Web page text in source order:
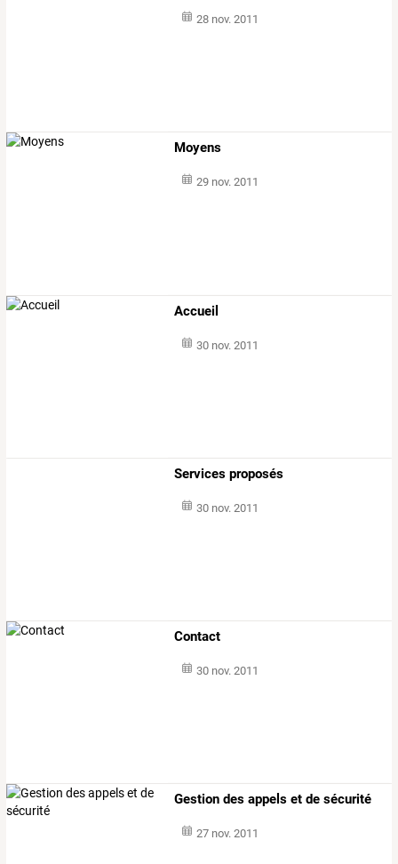
28 nov. 2011
Moyens
29 nov. 2011
Accueil
30 nov. 2011
Services proposés
30 nov. 2011
Contact
30 nov. 2011
Gestion des appels et de sécurité
27 nov. 2011